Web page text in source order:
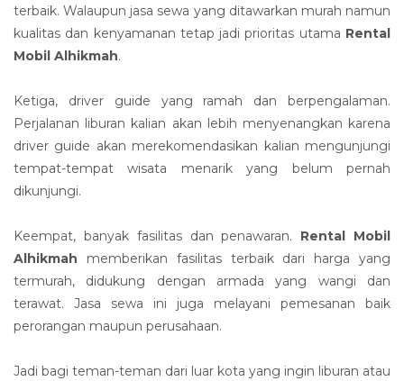
terbaik. Walaupun jasa sewa yang ditawarkan murah namun
kualitas dan kenyamanan tetap jadi prioritas utama Rental
Mobil Alhikmah.
Ketiga, driver guide yang ramah dan berpengalaman.
Perjalanan liburan kalian akan lebih menyenangkan karena
driver guide akan merekomendasikan kalian mengunjungi
tempat-tempat wisata menarik yang belum pernah
dikunjungi.
Keempat, banyak fasilitas dan penawaran. Rental Mobil
Alhikmah memberikan fasilitas terbaik dari harga yang
termurah, didukung dengan armada yang wangi dan
terawat. Jasa sewa ini juga melayani pemesanan baik
perorangan maupun perusahaan.
Jadi bagi teman-teman dari luar kota yang ingin liburan atau